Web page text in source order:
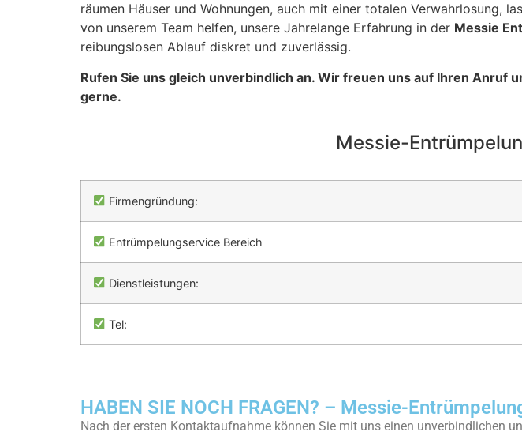
räumen Häuser und Wohnungen, auch mit einer totalen Verwahrlosung,
von unserem Team helfen, unsere Jahrelange Erfahrung in der Messie
reibungslosen Ablauf diskret und zuverlässig.
Rufen Sie uns gleich unverbindlich an. Wir freuen uns auf Ihren Anruf
gerne.
Messie-
Firmengründung:
Entrümpelungservice Bereich
Dienstleistungen:
Tel:
HABEN SIE NOCH FRAGEN? – Messie-
Nach der ersten Kontaktaufnahme können Sie mit uns einen unverbindlichen